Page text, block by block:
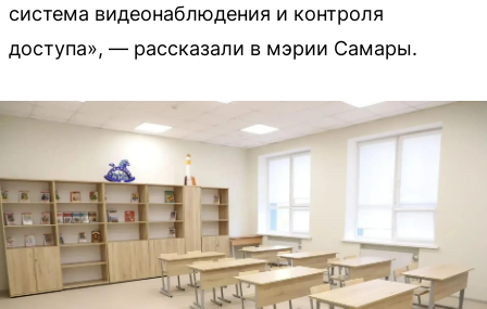
система видеонаблюдения и контроля
доступа», — рассказали в мэрии Самары.